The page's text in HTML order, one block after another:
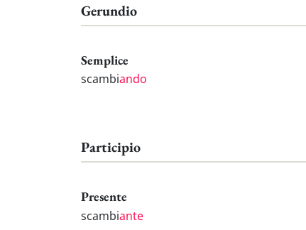
Gerundio
Semplice
scambiando
Participio
Presente
scambiante